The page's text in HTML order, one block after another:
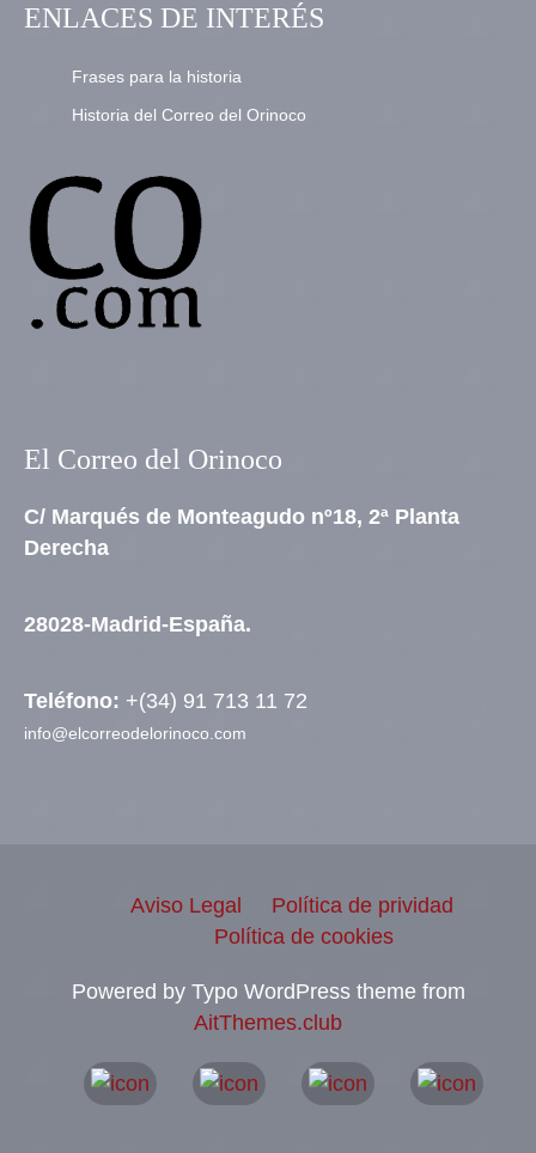
ENLACES DE INTERÉS
Frases para la historia
Historia del Correo del Orinoco
El Correo del Orinoco
C/ Marqués de Monteagudo nº18, 2ª Planta
Derecha
28028-Madrid-España.
Teléfono: +(34) 91 713 11 72
info@elcorreodelorinoco.com
Aviso Legal
Política de prividad
Política de cookies
Powered by Typo WordPress theme from
AitThemes.club